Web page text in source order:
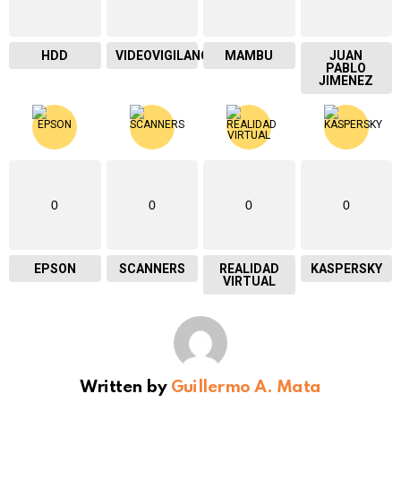
HDD VIDEOVIGILANCIA MAMBU
JUAN
PABLO
JIMENEZ
0
EPSON
0
SCANNERS
0
REALIDAD
VIRTUAL
0
KASPERSKY
Written by Guillermo A. Mata